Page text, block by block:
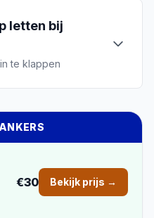
letten bij
te klappen
€30 Bekijk prijs →